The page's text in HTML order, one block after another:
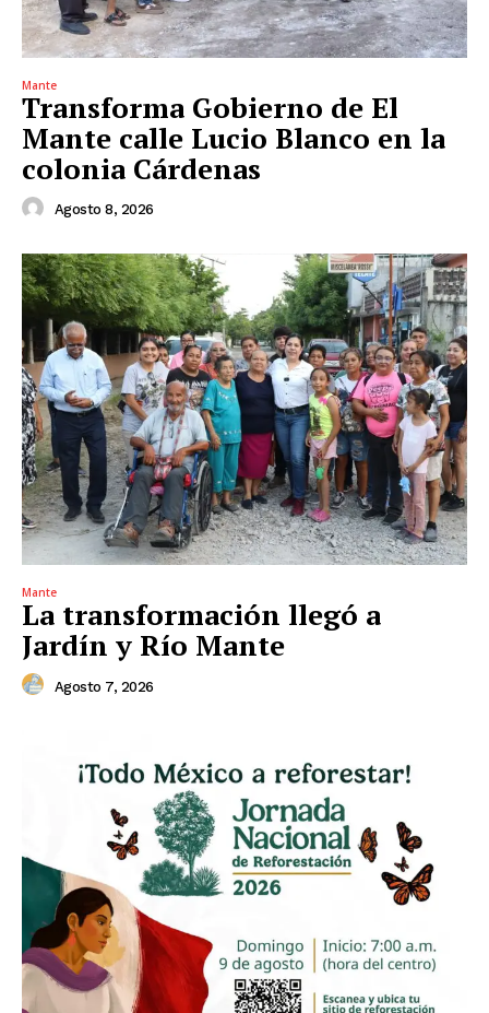
Mante
Transforma Gobierno de El
Mante calle Lucio Blanco en la
colonia Cárdenas
Agosto 8, 2026
Mante
La transformación llegó a
Jardín y Río Mante
Agosto 7, 2026